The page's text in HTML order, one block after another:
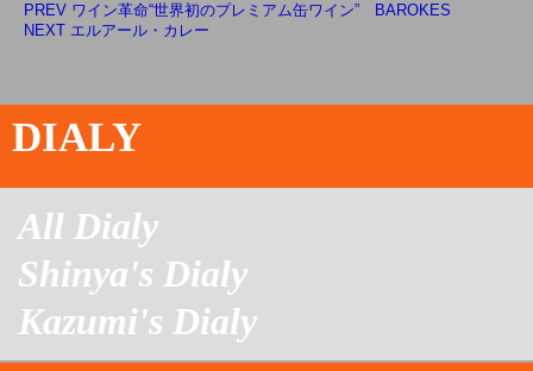
PREV ワイン革命“世界初のプレミアム缶ワイン” BAROKES
NEXT エルアール・カレー
DIALY
All Dialy
Shinya's Dialy
Kazumi's Dialy